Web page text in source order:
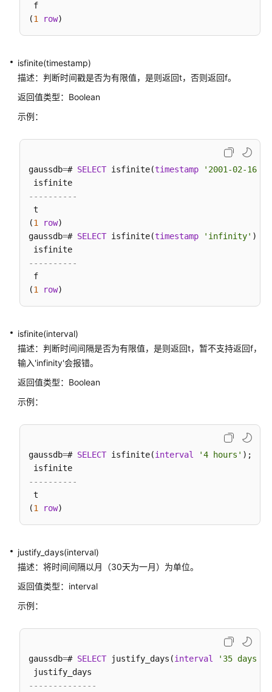
M-
指
南
（分
式）
开
发
南
（集
中
式）
实
性
能
白
书
考
景
代
码
例
问
f
(1 row
isfinite(timestamp)
描述：判断时间戳是否为有限值，是则返回t，否则返回f。
返回值类型： Boolean
示例：
gaussdb=# SELECT isfinite(timestamp
'2001-02-16
----------
t
(1 row)
gaussdb=# SELECT isfinite(timestamp 'infinity' );
----------
f
(1 row
isfinite(interval)
描述：判断时间间隔是否为有限值，是则返回t，暂不支持返回f，
输入'infinity'会报错。
返回值类型： Boolean
示例：
gaussdb=# SELECT isfinite(interval '4 hours' );
----------
t
(1 row
justify_days(interval)
描述：将时间间隔以月（30天为一月）为单位。
返回值类型：interval
示例：
gaussdb=# SELECT justify_days(interval '35 days'
--------------